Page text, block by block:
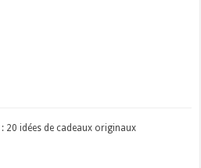
20 idées de cadeaux originaux